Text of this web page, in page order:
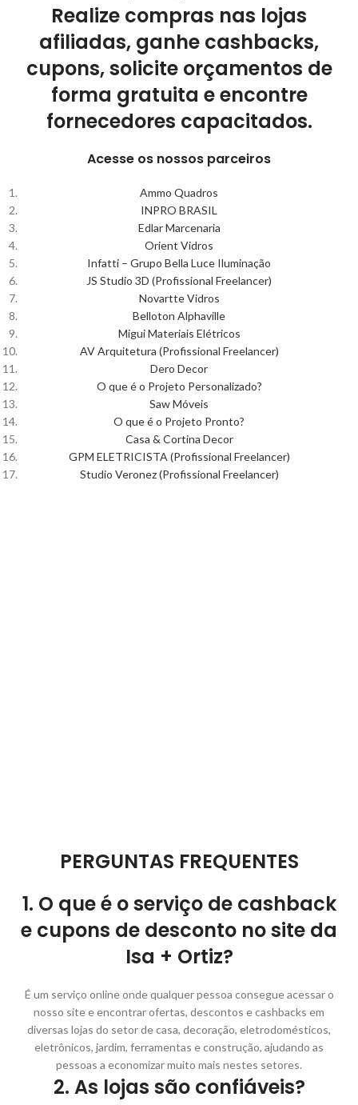
Realize compras nas lojas
afiliadas, ganhe cashbacks,
cupons, solicite orçamentos de
forma gratuita e encontre
fornecedores capacitados.
Acesse os nossos parceiros
Ammo Quadros
INPRO BRASIL
Edlar Marcenaria
Orient Vidros
Infatti – Grupo Bella Luce Iluminação
JS Studio 3D (Profissional Freelancer)
Novartte Vidros
Belloton Alphaville
Migui Materiais Elétricos
AV Arquitetura (Profissional Freelancer)
Dero Decor
O que é o Projeto Personalizado?
Saw Móveis
O que é o Projeto Pronto?
Casa & Cortina Decor
GPM ELETRICISTA (Profissional Freelancer)
Studio Veronez (Profissional Freelancer)
PERGUNTAS FREQUENTES
1. O que é o serviço de cashback
e cupons de desconto no site da
Isa + Ortiz?
É um serviço online onde qualquer pessoa consegue acessar o
nosso site e encontrar ofertas, descontos e cashbacks em
diversas lojas do setor de casa, decoração, eletrodomésticos,
eletrônicos, jardim, ferramentas e construção, ajudando as
pessoas a economizar muito mais nestes setores.
2. As lojas são confiáveis?